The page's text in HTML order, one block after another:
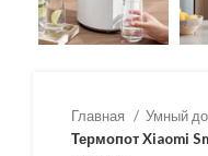
Главная
Умный
Термопот Xiaomi